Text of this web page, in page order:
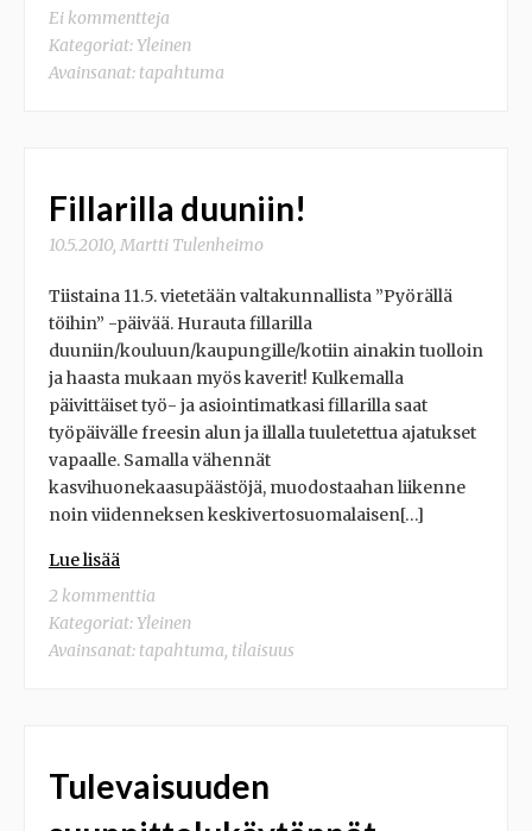
Ei kommentteja
Kategoriat: Yleinen
Avainsanat: tapahtuma
Fillarilla duuniin!
10.5.2010, Martti Tulenheimo
Tiistaina 11.5. vietetään valtakunnallista ”Pyörällä
töihin” -päivää. Hurauta fillarilla
duuniin/kouluun/kaupungille/kotiin ainakin tuolloin
ja haasta mukaan myös kaverit! Kulkemalla
päivittäiset työ- ja asiointimatkasi fillarilla saat
työpäivälle freesin alun ja illalla tuuletettua ajatukset
vapaalle. Samalla vähennät
kasvihuonekaasupäästöjä, muodostaahan liikenne
noin viidenneksen keskivertosuomalaisen[…]
Lue lisää
2 kommenttia
Kategoriat: Yleinen
Avainsanat: tapahtuma, tilaisuus
Tulevaisuuden